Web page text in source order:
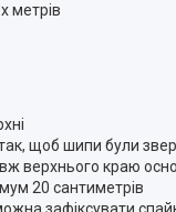
метрів
щоб шипи були
верхнього краю
20 сантиметрів